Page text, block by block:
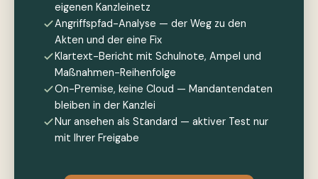
eigenen Kanzleinetz
Angriffspfad-Analyse — der Weg zu den
Akten und der eine Fix
Klartext-Bericht mit Schulnote, Ampel und
Maßnahmen-Reihenfolge
On-Premise, keine Cloud — Mandantendaten
bleiben in der Kanzlei
Nur ansehen als Standard — aktiver Test nur
mit Ihrer Freigabe